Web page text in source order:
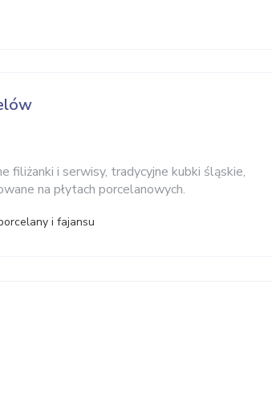
filiżanki i serwisy, tradycyjne kubki śląskie,
na płytach porcelanowych.
i fajansu